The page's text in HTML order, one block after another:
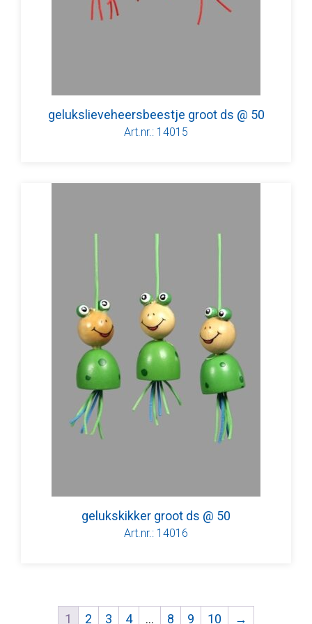
gelukslieveheersbeestje groot ds @ 50
Art.nr.: 14015
gelukskikker groot ds @ 50
Art.nr.: 14016
1 2 3 4 … 8 9 10 →